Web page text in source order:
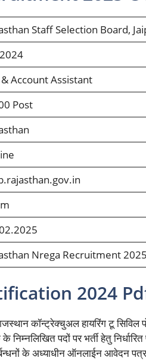
Staff Selection Board,
& Account Assistant
Post
Nrega Recruitment 2025
2024
राजस्थान कॉन्ट्रेक्चुअल हायरिंग टू
पदों पर भर्ती हेतु निर्धारित
एवं निर्बन्धनों के अध्याधीन ऑनलाईन